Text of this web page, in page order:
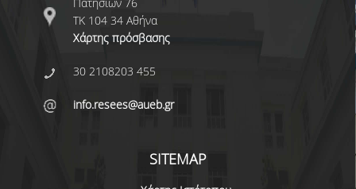
ΤΚ 104 34 Αθήνα
Χάρτης πρόσβασης
30 2108203 455
info.resees@aueb.gr
SITEMAP